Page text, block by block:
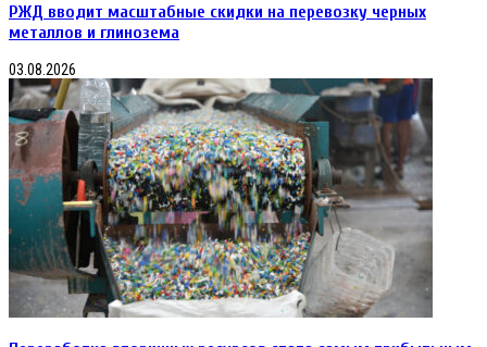
РЖД вводит масштабные скидки на перевозку черных
металлов и глинозема
03.08.2026